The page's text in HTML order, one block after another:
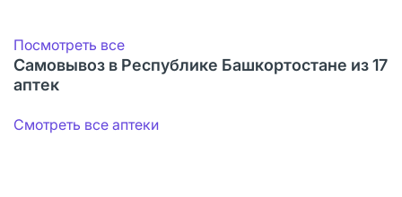
Посмотреть все
Самовывоз в Республике Башкортостане из 17
аптек
Смотреть все аптеки